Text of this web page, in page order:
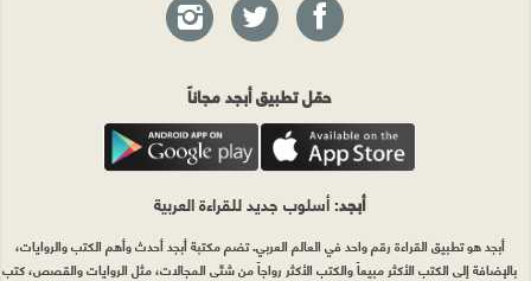
حمّل تطبيق أبجد مجاناً
أبجد: أسلوب جديد للقراءة العربية
أبجد هو تطبيق القراءة رقم واحد في العالم العربي. تضم مكتبة أبجد أحدث وأهم الكتب والروايات،
بالإضافة إلى الكتب الأكثر مبيعاً والكتب الأكثر رواجاً من شتّى المجالات، مثل الروايات والقصص، كتب